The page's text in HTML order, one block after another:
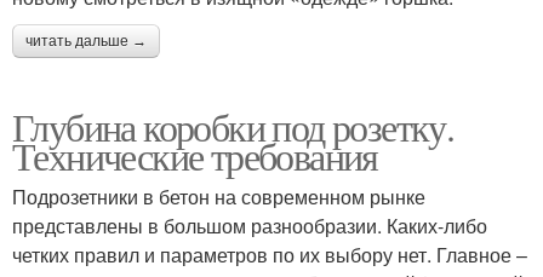
читать дальше →
Глубина коробки под розетку.
Технические требования
Подрозетники в бетон на современном рынке
представлены в большом разнообразии. Каких-либо
четких правил и параметров по их выбору нет. Главное –